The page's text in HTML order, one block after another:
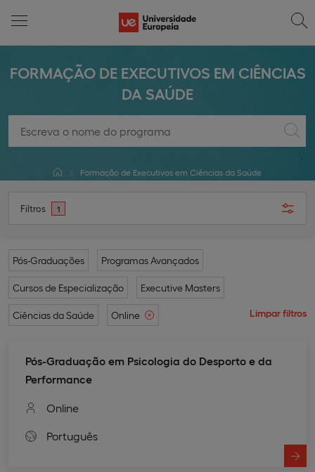
FORMAÇÃO DE EXECUTIVOS EM CIÊNCIAS
DA SAÚDE
Formação de Executivos em Ciências da Saúde
Filtros 1
Pós-Graduações Programas Avançados
Cursos de Especialização Executive Masters
Ciências da Saúde Online Limpar filtros
Pós-Graduação em Psicologia do Desporto e da
Performance
Online
Português